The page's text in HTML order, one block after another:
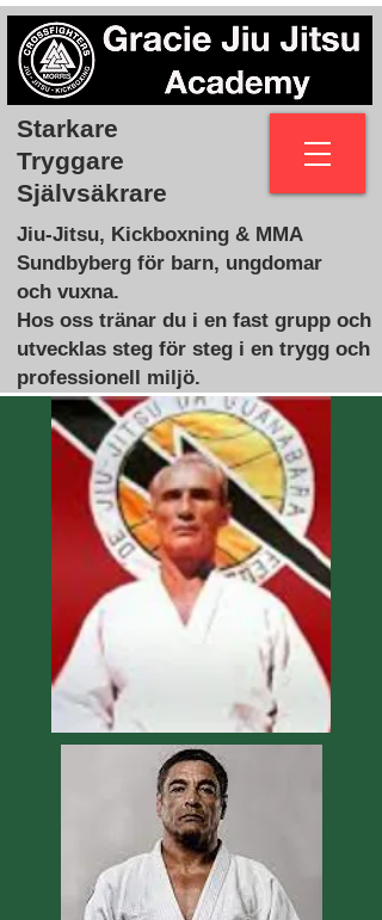
Starkare
Tryggare
Självsäkrare
Jiu-Jitsu, Kickboxning & MMA
Sundbyberg för barn, ungdomar
och vuxna.
Hos oss tränar du i en fast grupp och
utvecklas steg för steg i en trygg och
professionell miljö.